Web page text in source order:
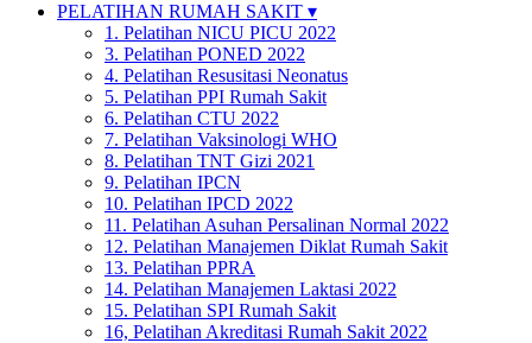
PELATIHAN RUMAH SAKIT ▾
1. Pelatihan NICU PICU 2022
3. Pelatihan PONED 2022
4. Pelatihan Resusitasi Neonatus
5. Pelatihan PPI Rumah Sakit
6. Pelatihan CTU 2022
7. Pelatihan Vaksinologi WHO
8. Pelatihan TNT Gizi 2021
9. Pelatihan IPCN
10. Pelatihan IPCD 2022
11. Pelatihan Asuhan Persalinan Normal 2022
12. Pelatihan Manajemen Diklat Rumah Sakit
13. Pelatihan PPRA
14. Pelatihan Manajemen Laktasi 2022
15. Pelatihan SPI Rumah Sakit
16, Pelatihan Akreditasi Rumah Sakit 2022